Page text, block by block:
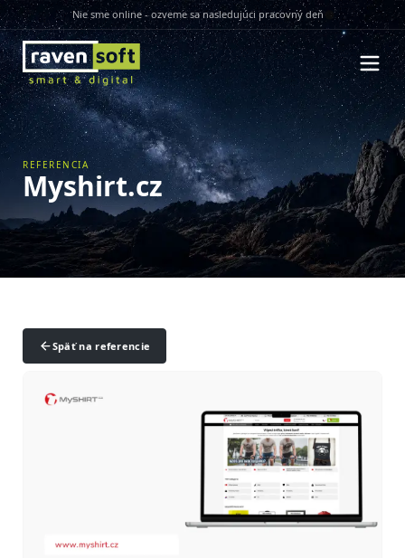
Nie sme online - ozveme sa nasledujúci pracovný deň
REFERENCIA
Myshirt.cz
Späť na referencie